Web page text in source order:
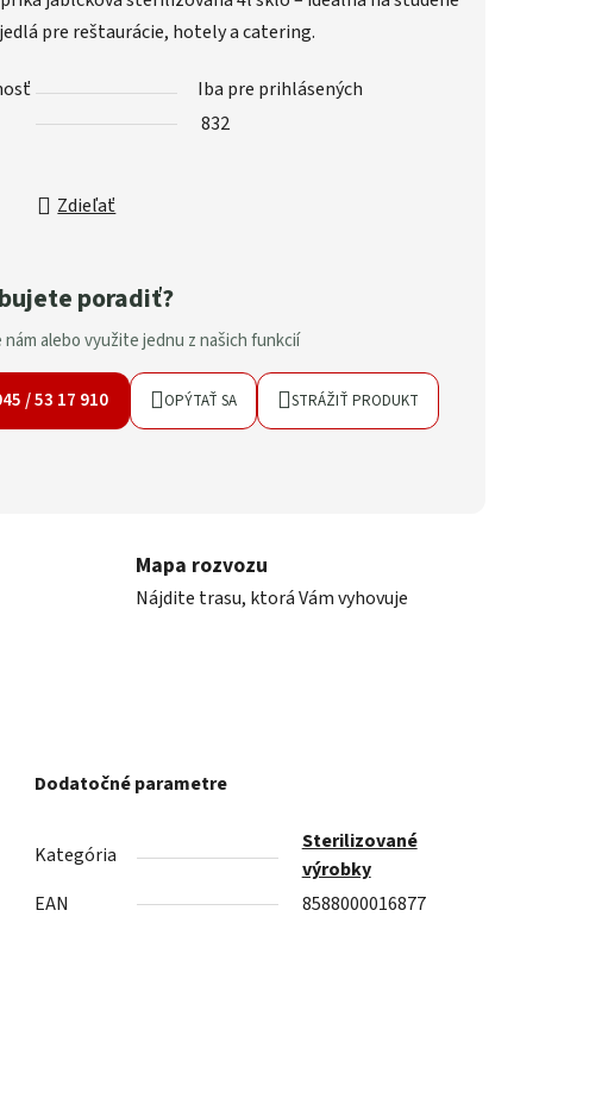
pre reštaurácie, hotely a catering.
Iba pre prihlásených
832
Zdieľať
poradiť?
nám alebo využite jednu z našich funkcií
/ 53 17 910 OPÝTAŤ SA STRÁŽIŤ PRODUKT
Mapa rozvozu
Nájdite trasu, ktorá Vám vyhovuje
Dodatočné parametre
Kategória
Sterilizované
výrobky
EAN
8588000016877